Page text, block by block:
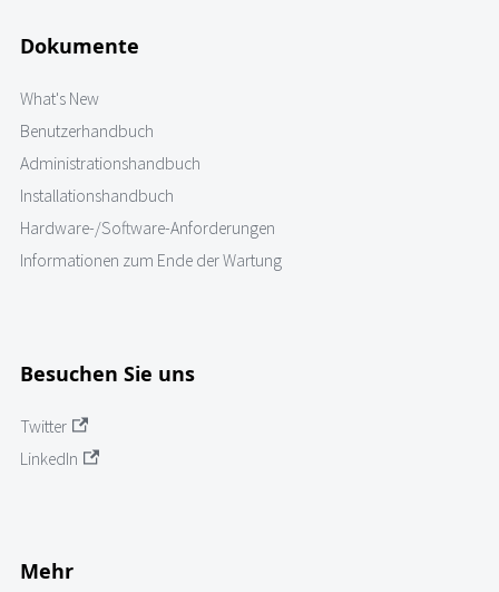
Dokumente
What's New
Benutzerhandbuch
Administrationshandbuch
Installationshandbuch
Hardware-/Software-Anforderungen
Informationen zum Ende der Wartung
Besuchen Sie uns
Twitter
LinkedIn
Mehr